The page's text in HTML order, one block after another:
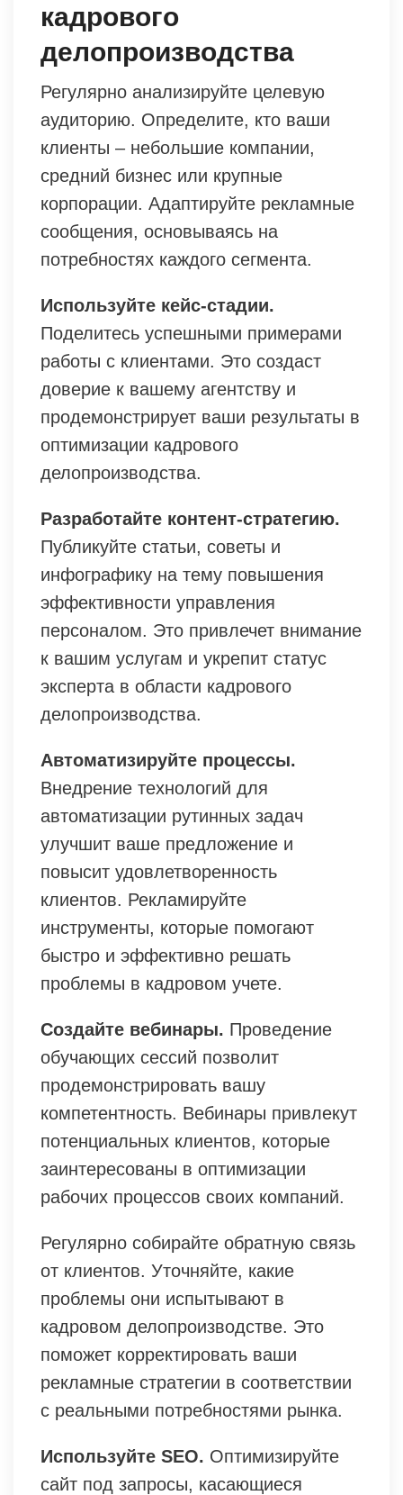
кадрового
делопроизводства
Регулярно анализируйте целевую
аудиторию. Определите, кто ваши
клиенты – небольшие компании,
средний бизнес или крупные
корпорации. Адаптируйте рекламные
сообщения, основываясь на
потребностях каждого сегмента.
Используйте кейс-стадии.
Поделитесь успешными примерами
работы с клиентами. Это создаст
доверие к вашему агентству и
продемонстрирует ваши результаты в
оптимизации кадрового
делопроизводства.
Разработайте контент-стратегию.
Публикуйте статьи, советы и
инфографику на тему повышения
эффективности управления
персоналом. Это привлечет внимание
к вашим услугам и укрепит статус
эксперта в области кадрового
делопроизводства.
Автоматизируйте процессы.
Внедрение технологий для
автоматизации рутинных задач
улучшит ваше предложение и
повысит удовлетворенность
клиентов. Рекламируйте
инструменты, которые помогают
быстро и эффективно решать
проблемы в кадровом учете.
Создайте вебинары. Проведение
обучающих сессий позволит
продемонстрировать вашу
компетентность. Вебинары привлекут
потенциальных клиентов, которые
заинтересованы в оптимизации
рабочих процессов своих компаний.
Регулярно собирайте обратную связь
от клиентов. Уточняйте, какие
проблемы они испытывают в
кадровом делопроизводстве. Это
поможет корректировать ваши
рекламные стратегии в соответствии
с реальными потребностями рынка.
Используйте SEO. Оптимизируйте
сайт под запросы, касающиеся